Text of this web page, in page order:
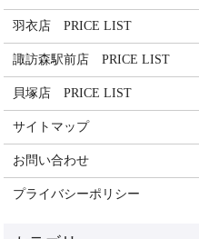
羽衣店 PRICE LIST
諏訪森駅前店 PRICE LIST
貝塚店 PRICE LIST
サイトマップ
お問い合わせ
プライバシーポリシー